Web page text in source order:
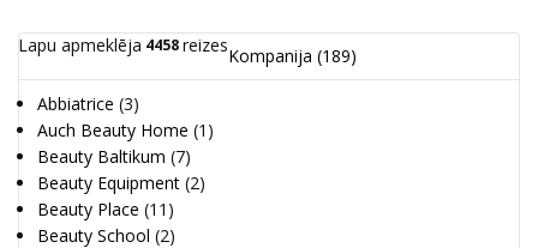
Lapu apmeklēja 4458reizesKompanija (189)
Abbiatrice (3)
Auch Beauty Home (1)
Beauty Baltikum (7)
Beauty Equipment (2)
Beauty Place (11)
Beauty School (2)